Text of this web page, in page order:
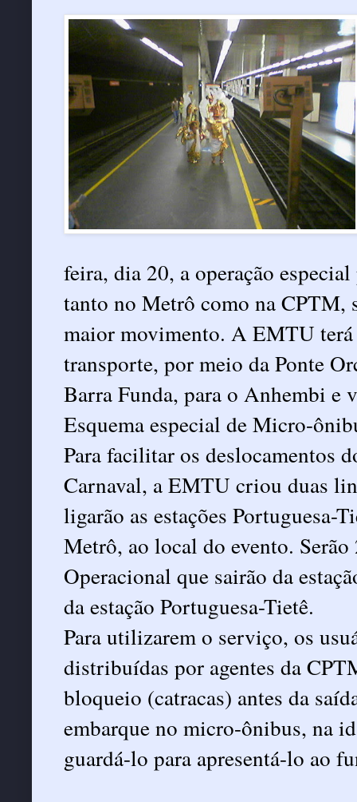
feira, dia 20, a operação
tanto no Metrô como na CPTM,
maior movimento. A EMTU terá
transporte, por meio da Ponte
Barra Funda, para o Anhembi e
Esquema especial de Micro-
Para facilitar os deslocamentos
Carnaval, a EMTU criou duas
ligarão as estações Portuguesa-
Metrô, ao local do evento.
Operacional que sairão da
da estação Portuguesa-Tietê.
Para utilizarem o serviço, os
distribuídas por agentes da
bloqueio (catracas) antes da
embarque no micro-ônibus, na
guardá-lo para apresentá-lo ao